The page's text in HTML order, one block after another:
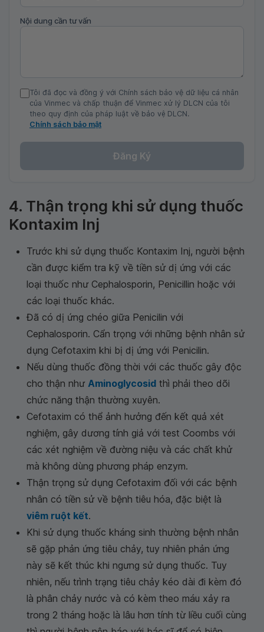
Nội dung cần tư vấn
Tôi đã đọc và đồng ý với Chính sách bảo vệ dữ liệu cá nhân
của Vinmec và chấp thuận để Vinmec xử lý DLCN của tôi
theo quy định của pháp luật về bảo vệ DLCN.
Chính sách bảo mật
Đăng Ký
4. Thận trọng khi sử dụng thuốc
Kontaxim Inj
Trước khi sử dụng thuốc Kontaxim Inj, người bệnh
cần được kiểm tra kỹ về tiền sử dị ứng với các
loại thuốc như Cephalosporin, Penicillin hoặc với
các loại thuốc khác.
Đã có dị ứng chéo giữa Penicilin với
Cephalosporin. Cẩn trọng với những bệnh nhân sử
dụng Cefotaxim khi bị dị ứng với Penicilin.
Nếu dùng thuốc đồng thời với các thuốc gây độc
cho thận như Aminoglycosid thì phải theo dõi
chức năng thận thường xuyên.
Cefotaxim có thể ảnh hưởng đến kết quả xét
nghiệm, gây dương tính giả với test Coombs với
các xét nghiệm về đường niệu và các chất khử
mà không dùng phương pháp enzym.
Thận trọng sử dụng Cefotaxim đối với các bệnh
nhân có tiền sử về bệnh tiêu hóa, đặc biệt là
viêm ruột kết.
Khi sử dụng thuốc kháng sinh thường bệnh nhân
sẽ gặp phản ứng tiêu chảy, tuy nhiên phản ứng
này sẽ kết thúc khi ngưng sử dụng thuốc. Tuy
nhiên, nếu trình trạng tiêu chảy kéo dài đi kèm đó
là phân chảy nước và có kèm theo máu xảy ra
trong 2 tháng hoặc là lâu hơn tính từ liều cuối cùng